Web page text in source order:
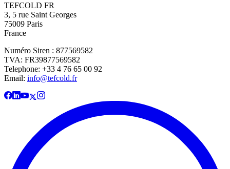
TEFCOLD FR
3, 5 rue Saint Georges
75009 Paris
France
Numéro Siren : 877569582
TVA: FR39877569582
Telephone: +33 4 76 65 00 92
Email: info@tefcold.fr